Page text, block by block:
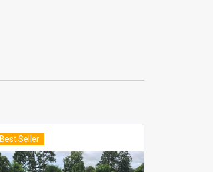
Best Seller